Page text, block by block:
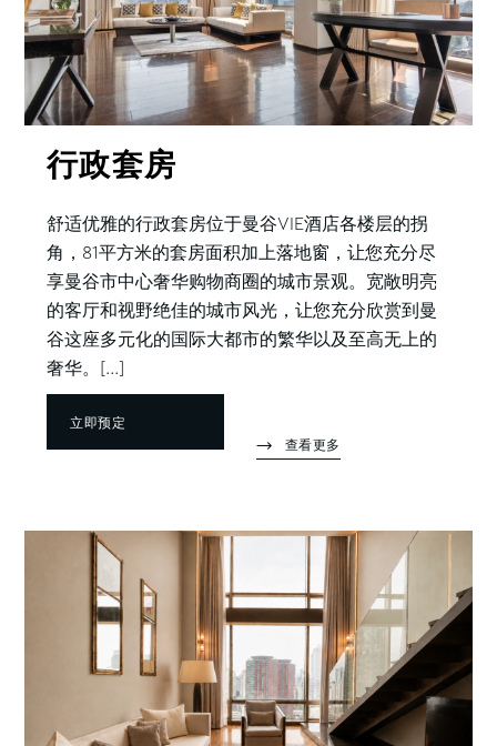
行政套房
舒适优雅的行政套房位于曼谷VIE酒店各楼层的拐
角，81平方米的套房面积加上落地窗，让您充分尽
享曼谷市中心奢华购物商圈的城市景观。宽敞明亮
的客厅和视野绝佳的城市风光，让您充分欣赏到曼
谷这座多元化的国际大都市的繁华以及至高无上的
奢华。[...]
立即预定
查看更多